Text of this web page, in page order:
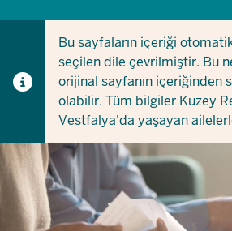
Bu sayfaların içeriği
seçilen dile çevrilmiştir. Bu
orijinal sayfanın içeriğinden
olabilir. Tüm bilgiler Kuzey
Vestfalya'da yaşayan